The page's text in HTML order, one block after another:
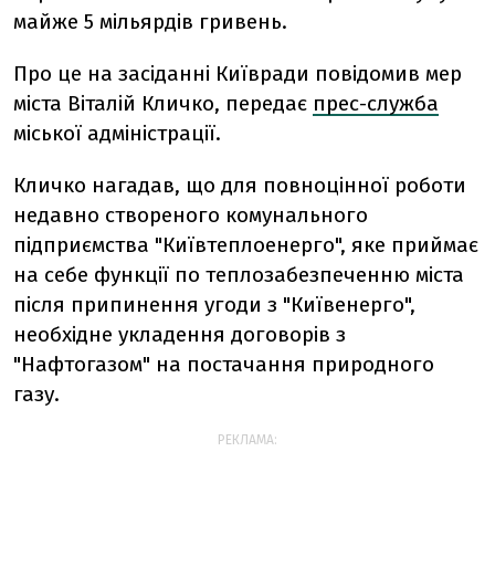
майже 5 мільярдів гривень.
Про це на засіданні Київради повідомив мер
міста Віталій Кличко, передає прес-служба
міської адміністрації.
Кличко нагадав, що для повноцінної роботи
недавно створеного комунального
підприємства "Київтеплоенерго", яке приймає
на себе функції по теплозабезпеченню міста
після припинення угоди з "Київенерго",
необхідне укладення договорів з
"Нафтогазом" на постачання природного
газу.
РЕКЛАМА: